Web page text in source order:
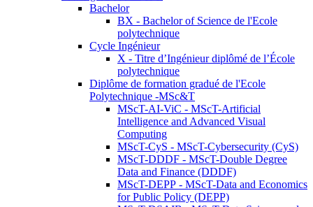
Bachelor
BX - Bachelor of Science de l'Ecole
polytechnique
Cycle Ingénieur
X - Titre d’Ingénieur diplômé de l’École
polytechnique
Diplôme de formation gradué de l'Ecole
Polytechnique -MSc&T
MScT-AI-ViC - MScT-Artificial
Intelligence and Advanced Visual
Computing
MScT-CyS - MScT-Cybersecurity (CyS)
MScT-DDDF - MScT-Double Degree
Data and Finance (DDDF)
MScT-DEPP - MScT-Data and Economics
for Public Policy (DEPP)